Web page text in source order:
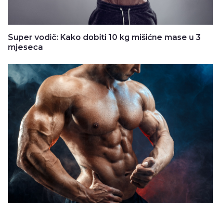
Super vodič: Kako dobiti 10 kg mišićne mase u 3
mjeseca